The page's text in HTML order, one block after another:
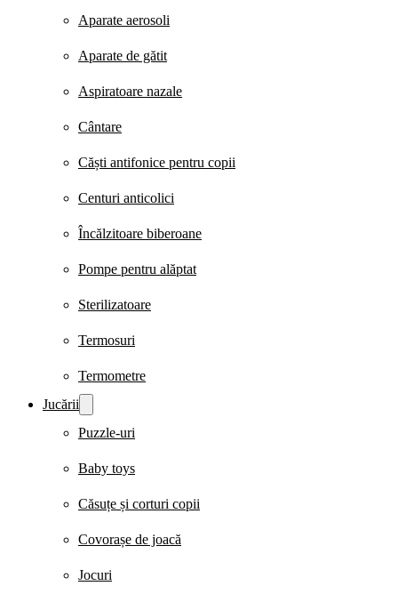
Aparate aerosoli
Aparate de gătit
Aspiratoare nazale
Cântare
Căști antifonice pentru copii
Centuri anticolici
Încălzitoare biberoane
Pompe pentru alăptat
Sterilizatoare
Termosuri
Termometre
Jucării
Puzzle-uri
Baby toys
Căsuțe și corturi copii
Covorașe de joacă
Jocuri